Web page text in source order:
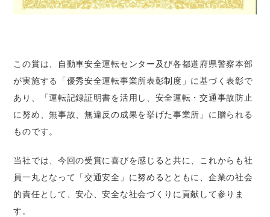
この賞は、自動車安全運転センター及び各都道府県警察本部
が実施する「優秀安全運転事業所表彰制度」に基づく表彰で
あり、「運転記録証明書を活用し、安全運転・交通事故防止
に努め、無事故、無違反の成果を挙げた事業所」に贈られる
ものです。
当社では、今回の受賞に喜びを感じると共に、これからも社
員一丸となって「交通安全」に努めるとともに、企業の社会
的責任として、安心、安全な社会づくりに貢献して参りま
す。